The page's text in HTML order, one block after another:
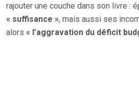
rajouter une couche dans son livre :
« suffisance », mais aussi ses
alors « l’aggravation du déficit